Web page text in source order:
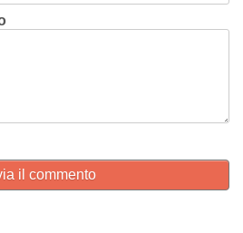
il commento